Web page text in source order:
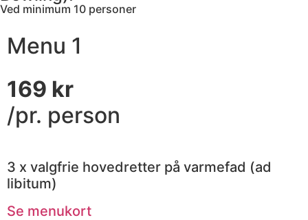
Ved minimum 10 personer
Menu 1
169 kr
/pr. person
3 x valgfrie hovedretter på varmefad (ad
libitum)
Se menukort